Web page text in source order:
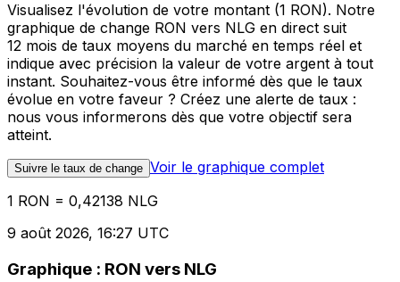
Visualisez l'évolution de votre montant (1 RON). Notre
graphique de change RON vers NLG en direct suit
12 mois de taux moyens du marché en temps réel et
indique avec précision la valeur de votre argent à tout
instant. Souhaitez-vous être informé dès que le taux
évolue en votre faveur ? Créez une alerte de taux :
nous vous informerons dès que votre objectif sera
atteint.
Suivre le taux de change Voir le graphique complet
1 RON = 0,42138 NLG
9 août 2026, 16:27 UTC
Graphique : RON vers NLG